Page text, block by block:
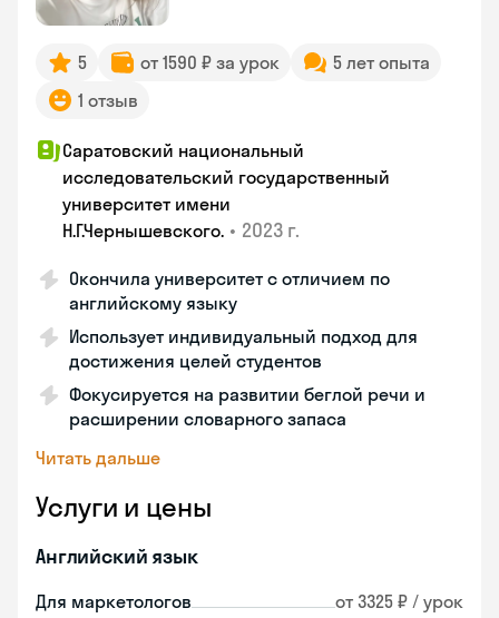
5 от 1590 ₽ за урок
5 лет опыта
1 отзыв
Саратовский национальный
исследовательский государственный
университет имени
Н.Г.Чернышевскогo. • 2023 г.
Окончила университет с отличием по
английскому языку
Использует индивидуальный подход для
достижения целей студентов
Фокусируется на развитии беглой речи и
расширении словарного запаса
Читать дальше
Услуги и цены
Английский язык
Для маркетологов от 3325 ₽ / урок